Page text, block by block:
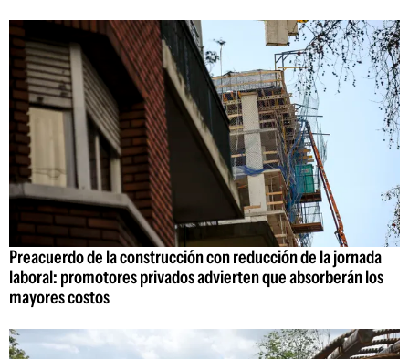
Preacuerdo de la construcción con reducción de la jornada
laboral: promotores privados advierten que absorberán los
mayores costos